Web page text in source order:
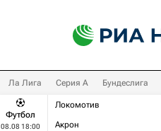
Ла Лига Серия А Бундеслига
Футбол
08.08 18:00
Локомотив
Акрон